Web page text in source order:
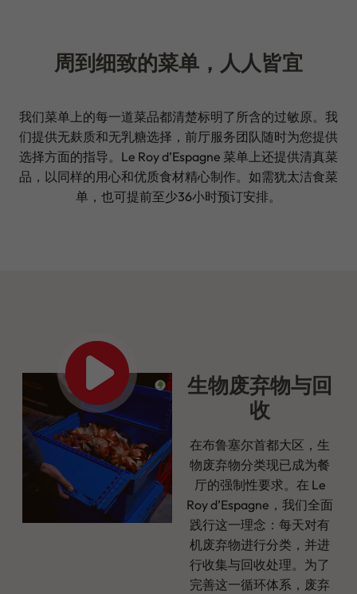
周到细致的菜单，人人皆宜
我们菜单上的每一道菜品都清楚标明了所含的过敏原。我
们提供无麸质和无乳糖选择，前厅服务团队随时为您提供
选择方面的指导。Le Roy d’Espagne 菜单上还提供清真菜
品，以同样的用心和优质食材精心制作。如需犹太洁食菜
单，也可提前至少36小时预订安排。
生物废弃物与回
收
在布鲁塞尔首都大区，生
物废弃物分类现已成为餐
厅的强制性要求。在 Le
Roy d’Espagne，我们全面
践行这一理念：每天对有
机废弃物进行分类，并进
行收集与回收处理。为了
完善这一循环体系，废弃